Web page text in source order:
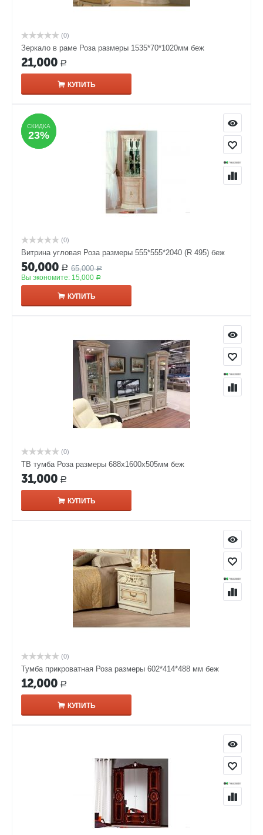
(0)
Зеркало в раме Роза размеры 1535*70*1020мм беж
21,000 Р
КУПИТЬ
СКИДКА
23%
СКИДКА
23%
(0)
Витрина угловая Роза размеры 555*555*2040 (R 495) беж
50,000 Р 65,000 Р
Вы экономите: 15,000 Р
КУПИТЬ
(0)
ТВ тумба Роза размеры 688x1600x505мм беж
31,000 Р
КУПИТЬ
(0)
Тумба прикроватная Роза размеры 602*414*488 мм беж
12,000 Р
КУПИТЬ